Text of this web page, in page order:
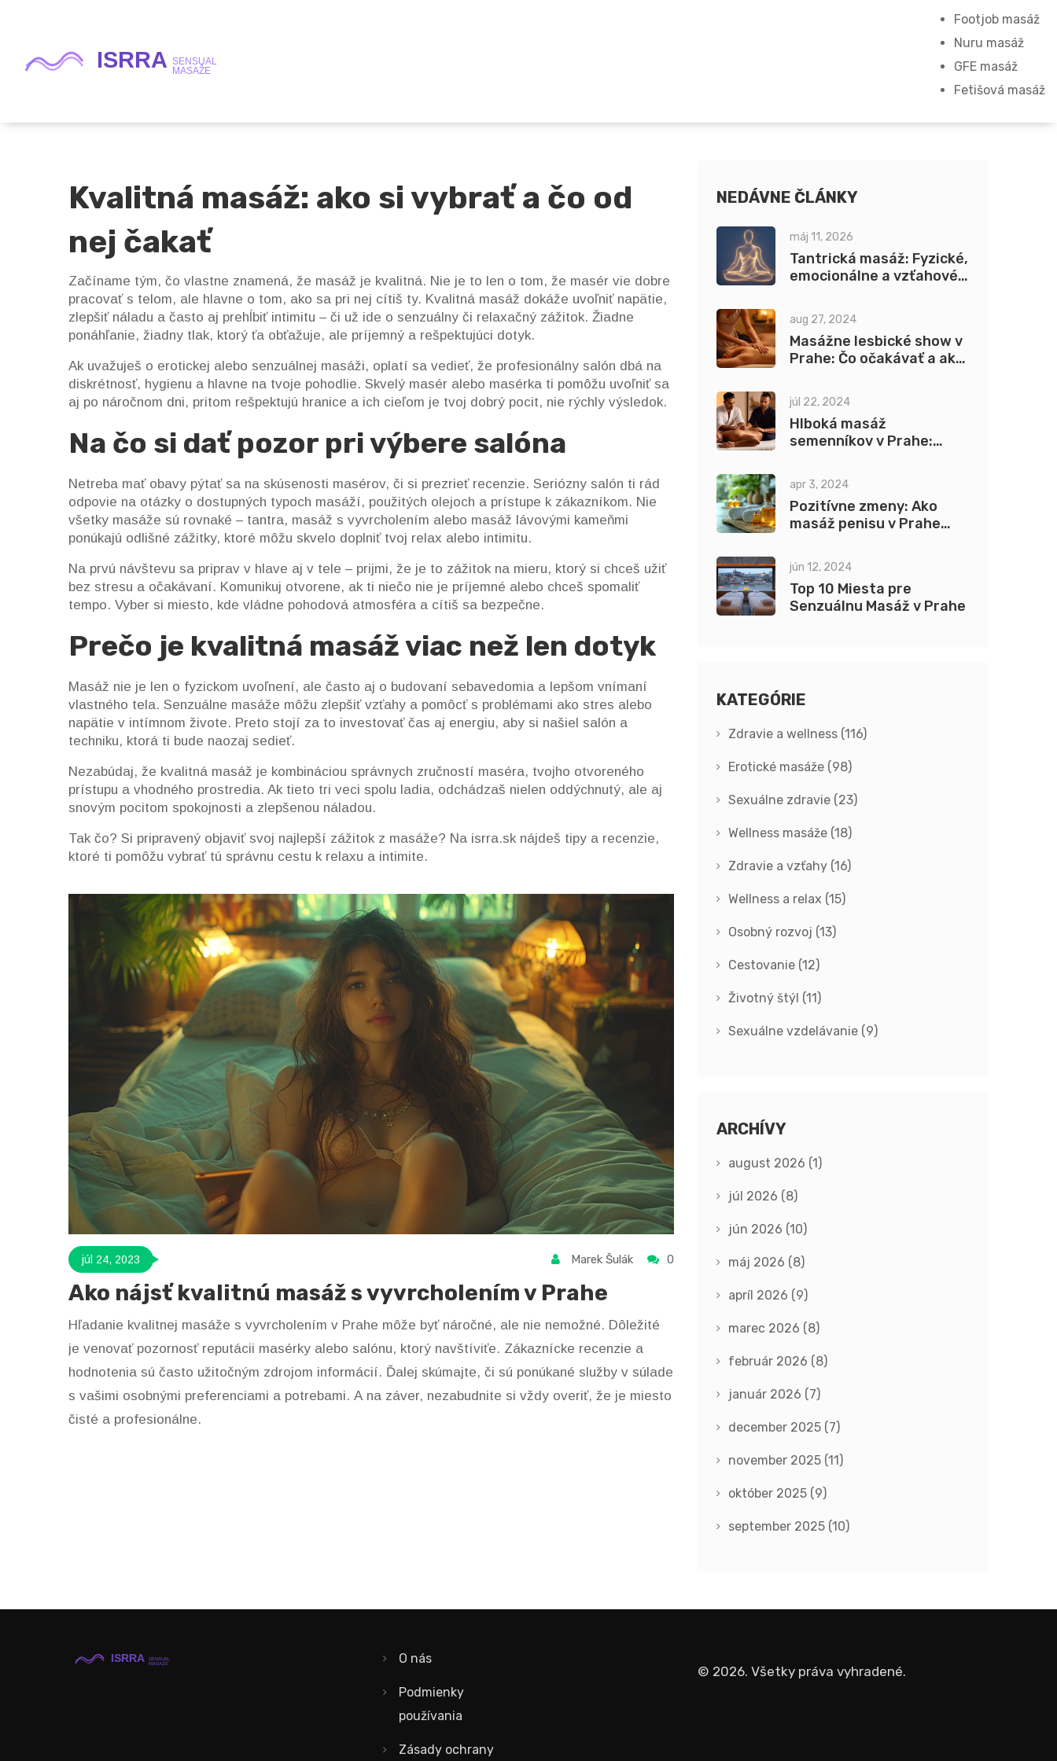
Footjob masáž
Nuru masáž
GFE masáž
Fetišová masáž
Kvalitná masáž: ako si vybrať a čo od
nej čakať
Začíname tým, čo vlastne znamená, že masáž je kvalitná. Nie je to len o tom, že masér vie dobre
pracovať s telom, ale hlavne o tom, ako sa pri nej cítiš ty. Kvalitná masáž dokáže uvoľniť napätie,
zlepšiť náladu a často aj prehĺbiť intimitu – či už ide o senzuálny či relaxačný zážitok. Žiadne
ponáhľanie, žiadny tlak, ktorý ťa obťažuje, ale príjemný a rešpektujúci dotyk.
Ak uvažuješ o erotickej alebo senzuálnej masáži, oplatí sa vedieť, že profesionálny salón dbá na
diskrétnosť, hygienu a hlavne na tvoje pohodlie. Skvelý masér alebo masérka ti pomôžu uvoľniť sa
aj po náročnom dni, pritom rešpektujú hranice a ich cieľom je tvoj dobrý pocit, nie rýchly výsledok.
Na čo si dať pozor pri výbere salóna
Netreba mať obavy pýtať sa na skúsenosti masérov, či si prezrieť recenzie. Seriózny salón ti rád
odpovie na otázky o dostupných typoch masáží, použitých olejoch a prístupe k zákazníkom. Nie
všetky masáže sú rovnaké – tantra, masáž s vyvrcholením alebo masáž lávovými kameňmi
ponúkajú odlišné zážitky, ktoré môžu skvelo doplniť tvoj relax alebo intimitu.
Na prvú návštevu sa priprav v hlave aj v tele – prijmi, že je to zážitok na mieru, ktorý si chceš užiť
bez stresu a očakávaní. Komunikuj otvorene, ak ti niečo nie je príjemné alebo chceš spomaliť
tempo. Vyber si miesto, kde vládne pohodová atmosféra a cítiš sa bezpečne.
Prečo je kvalitná masáž viac než len dotyk
Masáž nie je len o fyzickom uvoľnení, ale často aj o budovaní sebavedomia a lepšom vnímaní
vlastného tela. Senzuálne masáže môžu zlepšiť vzťahy a pomôcť s problémami ako stres alebo
napätie v intímnom živote. Preto stojí za to investovať čas aj energiu, aby si našiel salón a
techniku, ktorá ti bude naozaj sedieť.
Nezabúdaj, že kvalitná masáž je kombináciou správnych zručností maséra, tvojho otvoreného
prístupu a vhodného prostredia. Ak tieto tri veci spolu ladia, odchádzaš nielen oddýchnutý, ale aj
snovým pocitom spokojnosti a zlepšenou náladou.
Tak čo? Si pripravený objaviť svoj najlepší zážitok z masáže? Na isrra.sk nájdeš tipy a recenzie,
ktoré ti pomôžu vybrať tú správnu cestu k relaxu a intimite.
júl 24, 2023 Marek Šulák 0
Ako nájsť kvalitnú masáž s vyvrcholením v Prahe
Hľadanie kvalitnej masáže s vyvrcholením v Prahe môže byť náročné, ale nie nemožné. Dôležité
je venovať pozornosť reputácii masérky alebo salónu, ktorý navštíviťe. Zákaznícke recenzie a
hodnotenia sú často užitočným zdrojom informácií. Ďalej skúmajte, či sú ponúkané služby v súlade
s vašimi osobnými preferenciami a potrebami. A na záver, nezabudnite si vždy overiť, že je miesto
čisté a profesionálne.
NEDÁVNE ČLÁNKY
máj 11, 2026
Tantrická masáž: Fyzické,
emocionálne a vzťahové
aug 27, 2024
Masážne lesbické show v
Prahe: Čo očakávať a ako
júl 22, 2024
Hlboká masáž
semenníkov v Prahe:
lepšiemu zdraviu mužov
apr 3, 2024
Pozitívne zmeny: Ako
masáž penisu v Prahe
jún 12, 2024
Top 10 Miesta pre
Senzuálnu Masáž v Prahe
KATEGÓRIE
Zdravie a wellness (116)
Erotické masáže (98)
Sexuálne zdravie (23)
Wellness masáže (18)
Zdravie a vzťahy (16)
Wellness a relax (15)
Osobný rozvoj (13)
Cestovanie (12)
Životný štýl (11)
Sexuálne vzdelávanie (9)
ARCHÍVY
august 2026 (1)
júl 2026 (8)
jún 2026 (10)
máj 2026 (8)
apríl 2026 (9)
marec 2026 (8)
február 2026 (8)
január 2026 (7)
december 2025 (7)
november 2025 (11)
október 2025 (9)
september 2025 (10)
O nás
Podmienky
používania
Zásady ochrany
© 2026. Všetky práva vyhradené.